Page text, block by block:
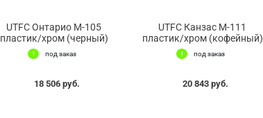
UTFC Онтарио М-105
пластик/хром (черный)
под заказ
18 506 руб.
UTFC Канзас М-111
пластик/хром (кофейный)
под заказ
20 843 руб.